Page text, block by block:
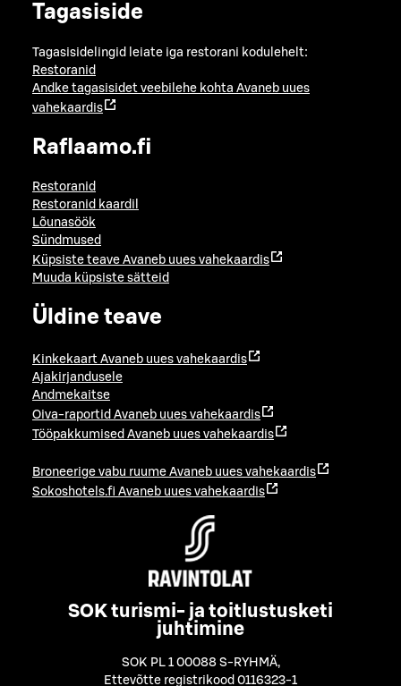
Tagasiside
Tagasisidelingid leiate iga restorani kodulehelt:
Restoranid
Andke tagasisidet veebilehe kohta Avaneb uues
vahekaardis
Raflaamo.fi
Restoranid
Restoranid kaardil
Lõunasöök
Sündmused
Küpsiste teave Avaneb uues vahekaardis
Muuda küpsiste sätteid
Üldine teave
Kinkekaart Avaneb uues vahekaardis
Ajakirjandusele
Andmekaitse
Oiva-raportid Avaneb uues vahekaardis
Tööpakkumised Avaneb uues vahekaardis
Broneerige vabu ruume Avaneb uues vahekaardis
Sokoshotels.fi Avaneb uues vahekaardis
SOK turismi- ja toitlustusketi
juhtimine
SOK PL 1 00088 S-RYHMÄ,
Ettevõtte registrikood 0116323-1